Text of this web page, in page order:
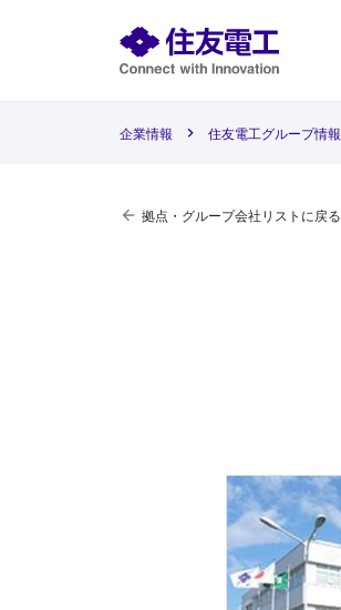
企業情報 住友電工グループ情報
拠点・グループ会社リストに戻る